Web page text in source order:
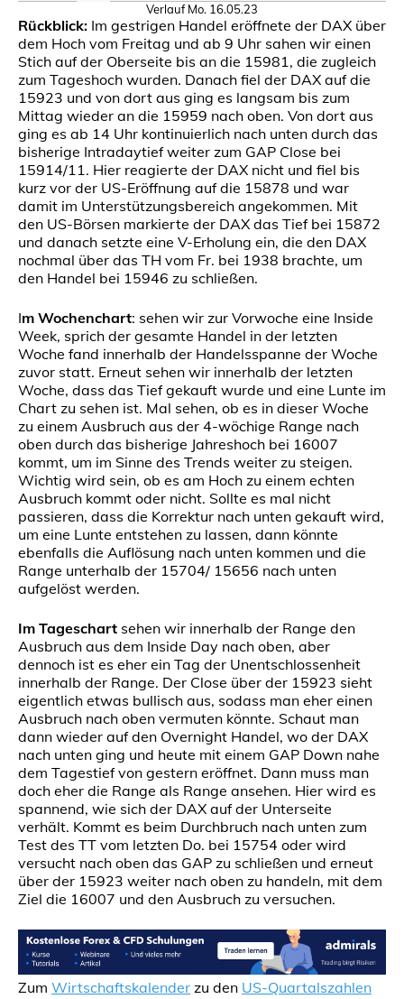
Verlauf Mo. 16.05.23
Rückblick: Im gestrigen Handel eröffnete der DAX über
dem Hoch vom Freitag und ab 9 Uhr sahen wir einen
Stich auf der Oberseite bis an die 15981, die zugleich
zum Tageshoch wurden. Danach fiel der DAX auf die
15923 und von dort aus ging es langsam bis zum
Mittag wieder an die 15959 nach oben. Von dort aus
ging es ab 14 Uhr kontinuierlich nach unten durch das
bisherige Intradaytief weiter zum GAP Close bei
15914/11. Hier reagierte der DAX nicht und fiel bis
kurz vor der US-Eröffnung auf die 15878 und war
damit im Unterstützungsbereich angekommen. Mit
den US-Börsen markierte der DAX das Tief bei 15872
und danach setzte eine V-Erholung ein, die den DAX
nochmal über das TH vom Fr. bei 1938 brachte, um
den Handel bei 15946 zu schließen.
Im Wochenchart: sehen wir zur Vorwoche eine Inside
Week, sprich der gesamte Handel in der letzten
Woche fand innerhalb der Handelsspanne der Woche
zuvor statt. Erneut sehen wir innerhalb der letzten
Woche, dass das Tief gekauft wurde und eine Lunte im
Chart zu sehen ist. Mal sehen, ob es in dieser Woche
zu einem Ausbruch aus der 4-wöchige Range nach
oben durch das bisherige Jahreshoch bei 16007
kommt, um im Sinne des Trends weiter zu steigen.
Wichtig wird sein, ob es am Hoch zu einem echten
Ausbruch kommt oder nicht. Sollte es mal nicht
passieren, dass die Korrektur nach unten gekauft wird,
um eine Lunte entstehen zu lassen, dann könnte
ebenfalls die Auflösung nach unten kommen und die
Range unterhalb der 15704/ 15656 nach unten
aufgelöst werden.
Im Tageschart sehen wir innerhalb der Range den
Ausbruch aus dem Inside Day nach oben, aber
dennoch ist es eher ein Tag der Unentschlossenheit
innerhalb der Range. Der Close über der 15923 sieht
eigentlich etwas bullisch aus, sodass man eher einen
Ausbruch nach oben vermuten könnte. Schaut man
dann wieder auf den Overnight Handel, wo der DAX
nach unten ging und heute mit einem GAP Down nahe
dem Tagestief von gestern eröffnet. Dann muss man
doch eher die Range als Range ansehen. Hier wird es
spannend, wie sich der DAX auf der Unterseite
verhält. Kommt es beim Durchbruch nach unten zum
Test des TT vom letzten Do. bei 15754 oder wird
versucht nach oben das GAP zu schließen und erneut
über der 15923 weiter nach oben zu handeln, mit dem
Ziel die 16007 und den Ausbruch zu versuchen.
Zum Wirtschaftskalender zu den US-Quartalszahlen